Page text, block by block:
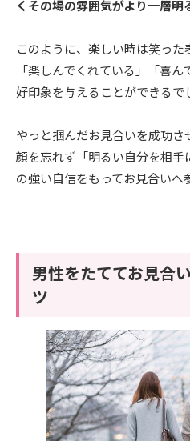
くその場の雰囲気がより一層明
このように、楽しい時は笑っ
「楽しんでくれている」「喜ん
好印象を与えることができるで
やっと掴んだお見合いを成功
顔を忘れず「明るい自分を相
の強い自信をもってお見合いへ
男性をたててお見合
ツ